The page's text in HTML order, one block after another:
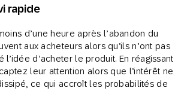
rapide
d’une heure après l’abandon du
aux acheteurs alors qu’ils n’ont pas
l’idée d’acheter le produit. En réagissant
leur attention alors que l’intérêt ne
ce qui accroît les probabilités de